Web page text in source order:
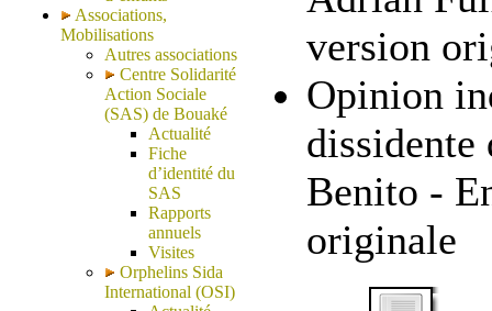
Associations,
Mobilisations
Autres associations
Centre Solidarité
Action Sociale
(SAS) de Bouaké
Actualité
Fiche
d’identité du
SAS
Rapports
annuels
Visites
Orphelins Sida
International (OSI)
version
Opinion
dissidente
Benito -
originale